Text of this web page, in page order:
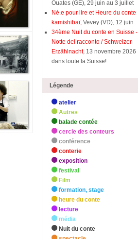
Ouates (GE), 29 juin au 3 juillet
Né.e pour lire et Heure du conte
kamishibaï, Vevey (VD), 12 juin
34ème Nuit du conte en Suisse -
Notte del racconto / Schweizer
Erzählnacht, 13 novembre 2026
dans toute la Suisse!
Légende
atelier
Autres
balade contée
cercle des conteurs
conférence
conterie
exposition
festival
Film
formation, stage
heure du conte
lecture
média
Nuit du conte